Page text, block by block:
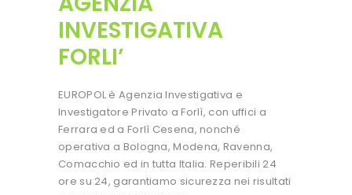
INVESTIGATIVA
FORLI’
EUROPOL è Agenzia Investigativa e
Investigatore Privato a Forlì, con uffici a
Ferrara ed a Forlì Cesena, nonché
operativa a Bologna, Modena, Ravenna,
Comacchio ed in tutta Italia. Reperibili 24
ore su 24, garantiamo sicurezza nei risultati